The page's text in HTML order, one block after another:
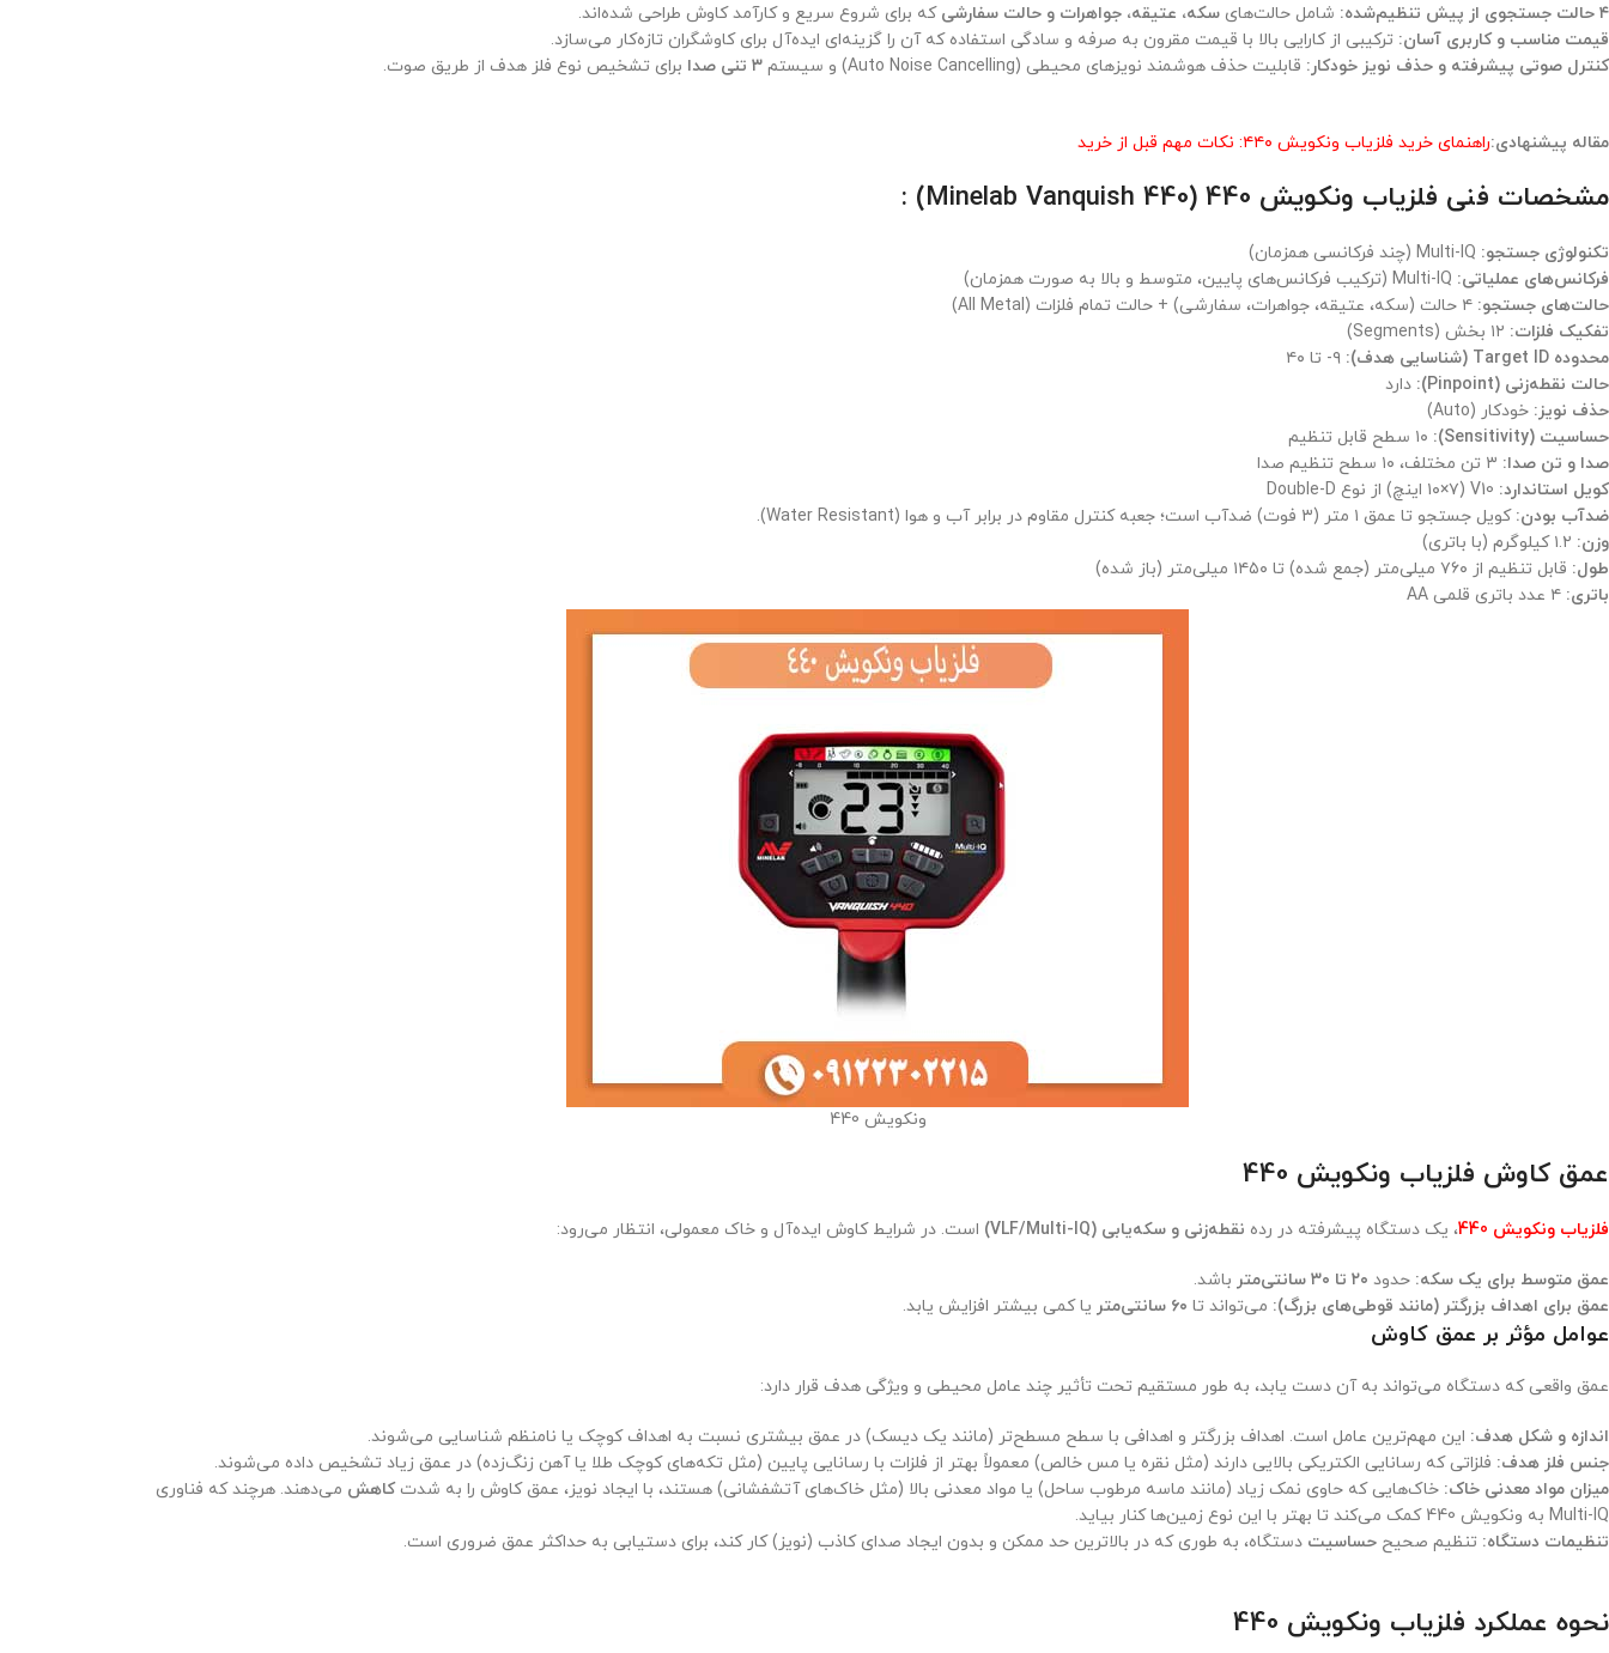
۴ حالت جستجوی از پیش تنظیم‌شده:
شامل حالت‌های سکه، عتیقه، جواهرات و حالت سفارشی که برای شروع سریع و کارآمد کاوش طراحی شده‌اند.
قیمت مناسب و کاربری آسان: ترکیبی از کارایی بالا با قیمت مقرون به صرفه و سادگی استفاده که آن را گزینه‌ای ایده‌آل برای کاوشگران تازه‌کار می‌سازد.
کنترل صوتی پیشرفته و حذف نویز خودکار: قابلیت حذف هوشمند نویزهای محیطی (Auto Noise Cancelling) و سیستم ۳ تنی صدا برای تشخیص نوع فلز هدف از طریق صوت.
مقاله پیشنهادی:راهنمای خرید فلزیاب ونکویش ۴۴۰: نکات مهم قبل از خرید
مشخصات فنی فلزیاب ونکویش 440 (Minelab Vanquish 440) :
تکنولوژی جستجو:
فرکانس‌های عملیاتی:
حالت‌های جستجو:
تفکیک فلزات:
محدوده Target ID (شناسایی هدف):
حالت نقطه‌زنی (Pinpoint):
دارد
حذف نویز: خودکار (Auto)
حساسیت (Sensitivity):
صدا و تن صدا:
کویل استاندارد:
ضدآب بودن: کویل جستجو تا عمق ۱ متر (۳ فوت) ضدآب است؛ جعبه کنترل مقاوم در برابر آب و هوا (Water Resistant).
وزن:
طول: قابل تنظیم از ۷۶۰ میلی‌متر (جمع شده) تا ۱۴۵۰ میلی‌متر (باز شده)
باتری:
ونکویش 440
عمق کاوش فلزیاب ونکویش 440
فلزیاب ونکویش 440 ، یک دستگاه پیشرفته در رده نقطه‌زنی و سکه‌یابی (VLF/Multi-IQ) است. در شرایط کاوش ایده‌آل و خاک معمولی، انتظار می‌رود:
عمق متوسط برای یک سکه: حدود ۲۰ تا ۳۰ سانتی‌متر
باشد.
عمق برای اهداف بزرگتر (مانند قوطی‌های بزرگ): می‌تواند تا ۶۰ سانتی‌متر یا کمی بیشتر افزایش یابد.
عوامل مؤثر بر عمق کاوش
عمق واقعی که دستگاه می‌تواند به آن دست یابد، به طور مستقیم تحت تأثیر چند عامل محیطی و ویژگی هدف قرار دارد:
اندازه و شکل هدف: این مهم‌ترین عامل است. اهداف بزرگتر و اهدافی با سطح مسطح‌تر (مانند یک دیسک) در عمق بیشتری نسبت به اهداف کوچک یا نامنظم شناسایی می‌شوند.
جنس فلز هدف: فلزاتی که رسانایی الکتریکی بالایی دارند (مثل نقره یا مس خالص) معمولاً بهتر از فلزات با رسانایی پایین (مثل تکه‌های کوچک طلا یا آهن زنگ‌زده) در عمق زیاد تشخیص داده می‌شوند.
میزان مواد معدنی خاک: خاک‌هایی که حاوی نمک زیاد (مانند ماسه مرطوب ساحل) یا مواد معدنی بالا (مثل خاک‌های آتشفشانی) هستند، با ایجاد نویز، عمق کاوش را به شدتکاهش می‌دهند. هرچند که فناوری
Multi-IQ به ونکویش 440 کمک می‌کند تا بهتر با این نوع زمین‌ها کنار بیاید.
تنظیمات دستگاه: تنظیم صحیح حساسیت دستگاه، به طوری که در بالاترین حد ممکن و بدون ایجاد صدای کاذب (نویز) کار کند، برای دستیابی به حداکثر عمق ضروری است.
نحوه عملکرد فلزیاب ونکویش 440